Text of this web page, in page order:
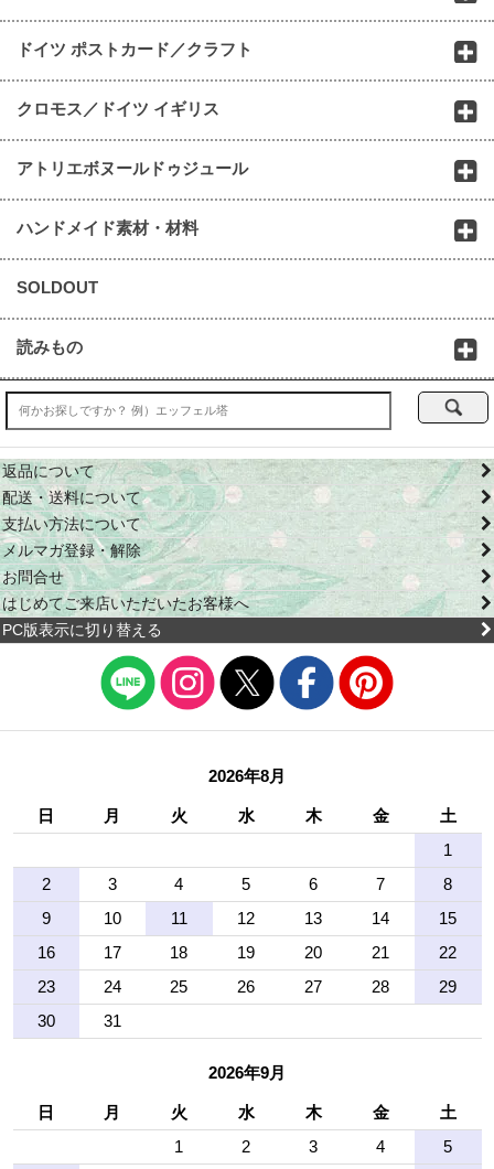
ドイツ ポストカード／クラフト
クロモス／ドイツ イギリス
アトリエボヌールドゥジュール
ハンドメイド素材・材料
SOLDOUT
読みもの
返品について
配送・送料について
支払い方法について
メルマガ登録・解除
お問合せ
はじめてご来店いただいたお客様へ
PC版表示に切り替える
2026年8月
日 月 火 水 木 金
土
1
2
3 4 5 6 7
8
9
10 11 12 13 14
15
16
17 18 19 20 21
22
23
24 25 26 27 28
29
30
31
2026年9月
日 月 火 水 木 金
土
1
2 3 4
5